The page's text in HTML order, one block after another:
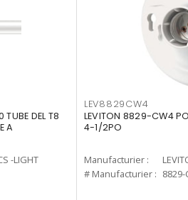
DEL T8
A
-LIGHT
LEV8829CW4
LEVITON 8829-CW4
4-1/2PO
Manufacturier :
# Manufacturier : 8829-